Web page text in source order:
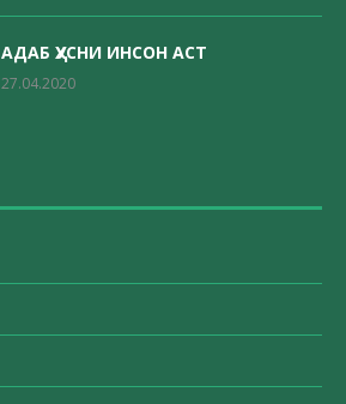
АДАБ ҲУСНИ ИНСОН АСТ
27.04.2020